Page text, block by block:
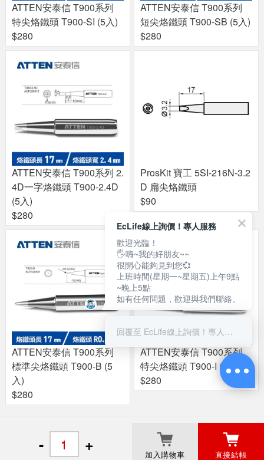
- + 加入購物車 直接結帳
ATTEN安泰信 T900系列
特尖烙鐵頭 T900-SI (5入)
$280
ATTEN安泰信 T900系列
短尖烙鐵頭 T900-SB (5入)
$280
ATTEN安泰信 T900系列 2.
4D一字烙鐵頭 T900-2.4D
(5入)
$280
ProsKit 寶工 5SI-216N-3.2
D 扁尖烙鐵頭
$90
ATTEN安泰信 T900系列
標準尖烙鐵頭 T900-B (5
入)
$280
ATTEN安泰信 T900系列
特尖烙鐵頭 T900-I (5入)
$280
關於良興
© 2017 Liang Shing EcLife Corp.
EcLife線上詢價！專人服務
歡迎光臨！
🖐嗨~我的好朋友~~
很開心能夠見到您💞
上班時間(星期一~星期五)上午9點
~晚上5點
如有任何問題，歡迎與我們聯絡。
回覆至 EcLife線上詢價！專人服務